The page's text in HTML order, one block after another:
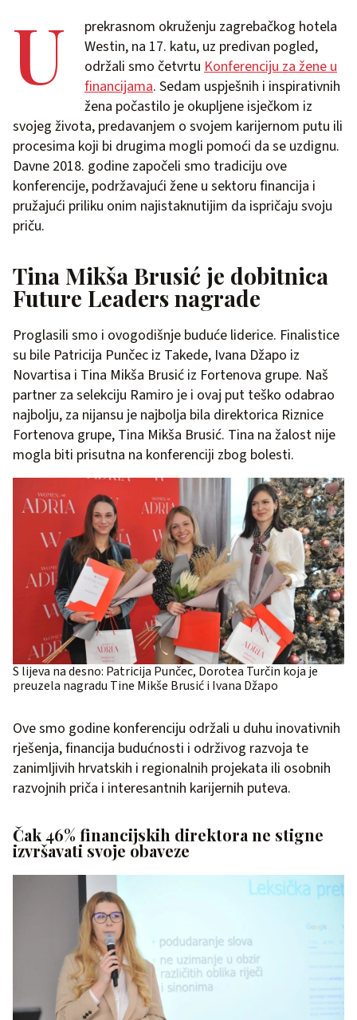
U
prekrasnom okruženju zagrebačkog hotela
Westin, na 17. katu, uz predivan pogled,
održali smo četvrtu Konferenciju za žene u
financijama. Sedam uspješnih i inspirativnih
žena počastilo je okupljene isječkom iz
svojeg života, predavanjem o svojem karijernom putu ili
procesima koji bi drugima mogli pomoći da se uzdignu.
Davne 2018. godine započeli smo tradiciju ove
konferencije, podržavajući žene u sektoru financija i
pružajući priliku onim najistaknutijim da ispričaju svoju
priču.
Tina Mikša Brusić je dobitnica
Future Leaders nagrade
Proglasili smo i ovogodišnje buduće liderice. Finalistice
su bile Patricija Punčec iz Takede, Ivana Džapo iz
Novartisa i Tina Mikša Brusić iz Fortenova grupe. Naš
partner za selekciju Ramiro je i ovaj put teško odabrao
najbolju, za nijansu je najbolja bila direktorica Riznice
Fortenova grupe, Tina Mikša Brusić. Tina na žalost nije
mogla biti prisutna na konferenciji zbog bolesti.
S lijeva na desno: Patricija Punčec, Dorotea Turčin koja je
preuzela nagradu Tine Mikše Brusić i Ivana Džapo
Ove smo godine konferenciju održali u duhu inovativnih
rješenja, financija budućnosti i održivog razvoja te
zanimljivih hrvatskih i regionalnih projekata ili osobnih
razvojnih priča i interesantnih karijernih puteva.
Čak 46% financijskih direktora ne stigne
izvršavati svoje obaveze